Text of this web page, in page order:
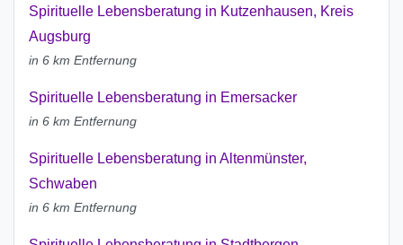
Spirituelle Lebensberatung in Kutzenhausen, Kreis
Augsburg
in 6 km Entfernung
Spirituelle Lebensberatung in Emersacker
in 6 km Entfernung
Spirituelle Lebensberatung in Altenmünster,
Schwaben
in 6 km Entfernung